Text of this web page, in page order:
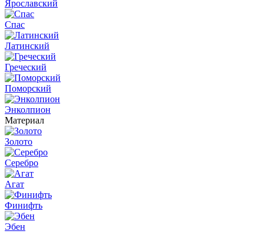
Ярославский
Спас
Латинский
Греческий
Поморский
Энколпион
Материал
Золото
Серебро
Агат
Финифть
Эбен